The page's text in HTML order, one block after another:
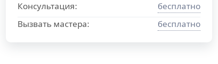
Консультация:
бесплатно
Вызвать мастера:
бесплатно